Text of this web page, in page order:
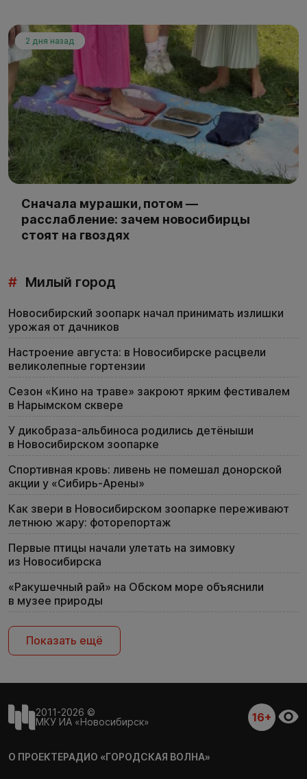
2 дня назад
Сначала мурашки, потом —
расслабление: зачем новосибирцы
стоят на гвоздях
# Милый город
Новосибирский зоопарк начал принимать излишки
урожая от дачников
Настроение августа: в Новосибирске расцвели
великолепные гортензии
Сезон «Кино на траве» закроют ярким фестивалем
в Нарымском сквере
У дикобраза-альбиноса родились детёныши
в Новосибирском зоопарке
Спортивная кровь: ливень не помешал донорской
акции у «Сибирь-Арены»
Как звери в Новосибирском зоопарке переживают
летнюю жару: фоторепортаж
Первые птицы начали улетать на зимовку
из Новосибирска
«Ракушечный рай» на Обском море объяснили
в музее природы
Показать ещё
2011-2026 ©
МКУ ИА «Новосибирск»
16+
О ПРОЕКТЕРАДИО «ГОРОДСКАЯ ВОЛНА»